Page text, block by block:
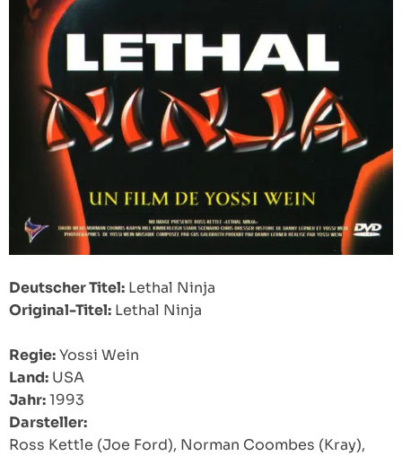
Deutscher Titel: Lethal Ninja
Original-Titel: Lethal Ninja
Regie:Yossi Wein
Land: USA
Jahr:1993
Darsteller:
Ross Kettle (Joe Ford), Norman Coombes (Kray),